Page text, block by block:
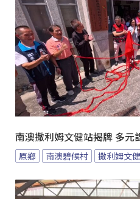
南澳撒利姆文健站揭牌 多元
原鄉 南澳碧候村 撒利姆文